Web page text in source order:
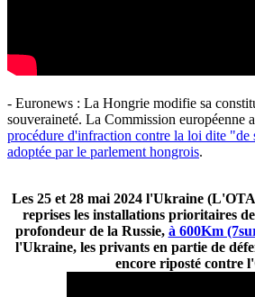
- Euronews : La Hongrie modifie sa
souveraineté. La Commission européenne
procédure d'infraction contre la loi dite "de
adoptée par le parlement hongrois.
Les 25 et 28 mai 2024 l'Ukraine
reprises les installations prioritaires
profondeur de la Russie, à 600Km
l'Ukraine, les privants en partie de
encore riposté contre